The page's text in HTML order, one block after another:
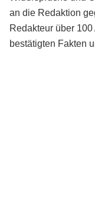
an die Redaktion
Redakteur über
bestätigten Fakten